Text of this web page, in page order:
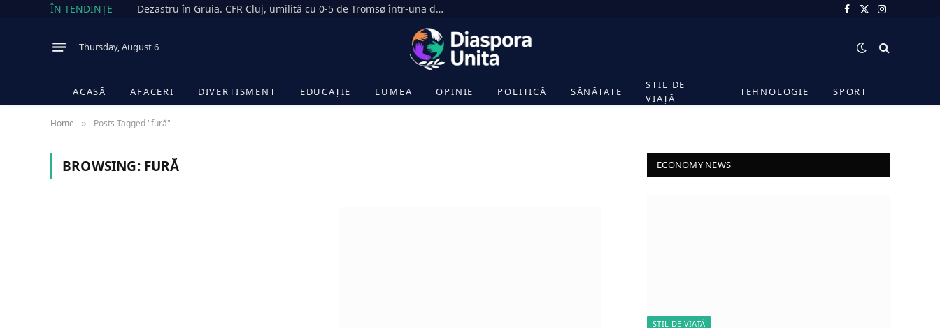
ÎN TENDINȚE Dezastru în Gruia. CFR Cluj, umilită cu 0-5 de Tromsø într-una dintre cele mai drastice înfrângeri din istoria clubului Facebook
X
Instagram
Thursday, August 6
ACASĂ AFACERI DIVERTISMENT EDUCAȚIE LUMEA OPINIE POLITICĂ SĂNĂTATE
STIL DE
VIAȚĂ
TEHNOLOGIE SPORT
Home » Posts Tagged "fură"
BROWSING: FURĂ ECONOMY NEWS
STIL DE VIAȚĂ